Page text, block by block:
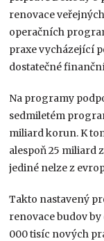
renovace
operačních
praxe vycházející
dostatečné
Na programy
sedmiletém
miliard korun. K
alespoň 25 miliard
jediné nelze z
Takto nastavený
renovace budov
000 tisíc nových